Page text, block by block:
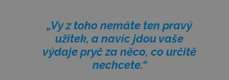
„Vy z toho nemáte ten pravý
užitek, a navíc jdou vaše
výdaje pryč za něco, co určitě
nechcete.“